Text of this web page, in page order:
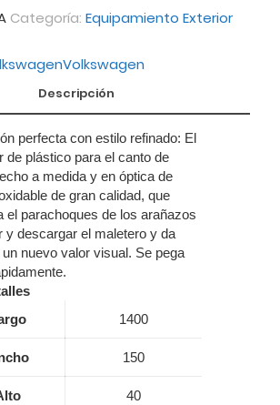
Categoría: Equipamiento Exterior
Volkswagen
Descripción
perfecta con estilo refinado: El
de plástico para el canto de
a medida y en óptica de
de gran calidad, que
el parachoques de los arañazos
y descargar el maletero y da
nuevo valor visual. Se pega
1400
150
40